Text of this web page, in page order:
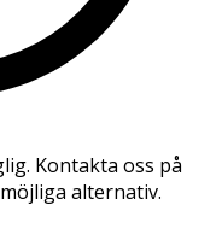
Kontakta oss på
alternativ.